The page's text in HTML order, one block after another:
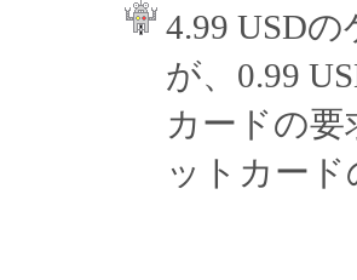
4.99 USD
が、0.99
カードの
ットカー